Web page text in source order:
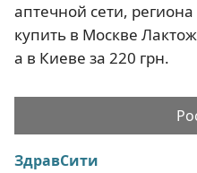
аптечной сети,
купить в Москве
а в Киеве за 220 грн.
ЗдравСити